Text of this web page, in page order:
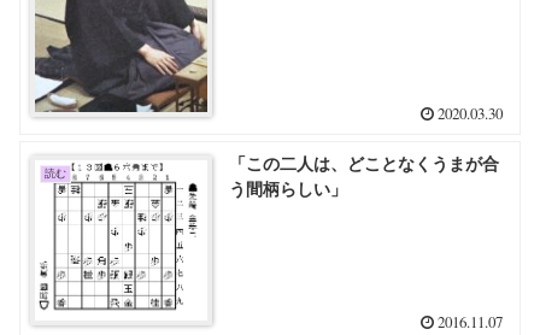
2020.03.30
読む
「この二人は、どことなくうまが合
う間柄らしい」
2016.11.07